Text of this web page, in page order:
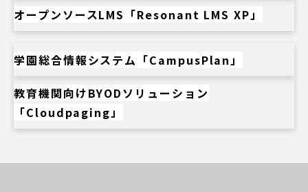
オープンソースLMS「Resonant LMS XP」
学園総合情報システム「CampusPlan」
教育機関向けBYODソリューション
「Cloudpaging」